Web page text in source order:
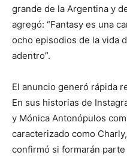
grande de la Argentina y
agregó: “Fantasy es una
ocho episodios de la vida
adentro”.
El anuncio generó rápida
En sus historias de
y Mónica Antonópulos
caracterizado como
confirmó si formarán